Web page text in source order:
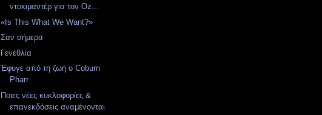
ντοκιμαντέρ για τον Oz...
«Is This What We Want?»
Σαν σήμερα
Γενέθλια
Έφυγε από τη ζωή ο Coburn
Pharr
Ποιες νέες κυκλοφορίες &
επανεκδόσεις αναμένονται